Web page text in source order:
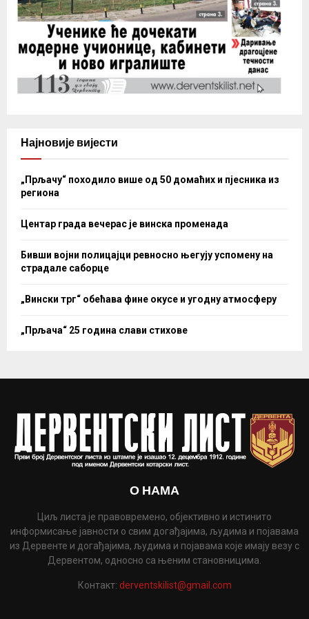
Најновије вијести
„Прљачу“ походило више од 50 домаћих и пјесника из
региона
Центар града вечерас је винска променада
Бивши војни полицајци ревносно његују успомену на
страдале саборце
„Вински трг“ обећава фине окусе и угодну атмосферу
„Прљача“ 25 година слави стихове
О НАМА
Циљ листа је правовремено, објективно и истинито
информисање јавности о свим догађајима, људима и појавама
из Дервенте и догађајима, људима и појавама које имају везу с
Дервентом, односно са њеним становницима.
Контакт: derventskilist@gmail.com